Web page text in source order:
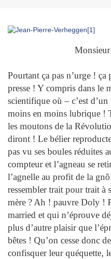
Pourtant ça pas n’urge ! ça
presse ! Y compris dans le
scientifique où – c’est
moins en moins lubrique !
les moutons de la
diront ! Le bélier
pas vu ses boules réduites
compteur et l’agneau se
l’agnelle au profit de la
ressembler trait pour trait à
mère ? Ah ! pauvre Doly !
married et qui n’éprouve
plus d’autre plaisir que
bêtes ! Qu’on cesse donc
confisquer leur quéquette,